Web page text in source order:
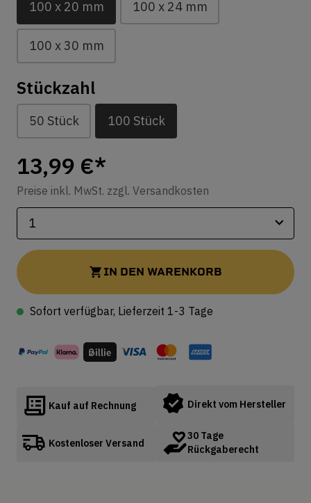
100 x 20 mm 100 x 24 mm
100 x 30 mm
Stückzahl
50 Stück 100 Stück
13,99 €*
Preise inkl. MwSt. zzgl. Versandkosten
IN DEN WARENKORB
Sofort verfügbar, Lieferzeit 1-3 Tage
Kauf auf Rechnung
Kostenloser Versand
Direkt vom Hersteller
30 Tage
Rückgaberecht